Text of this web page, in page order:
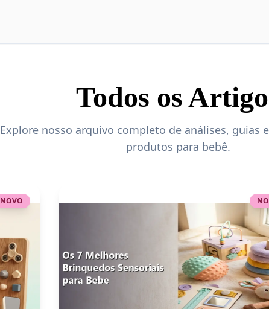
Artigos e
Recém-
Todos os
Explore nosso arquivo completo de análises, guias
produtos para bebê.
NOVO